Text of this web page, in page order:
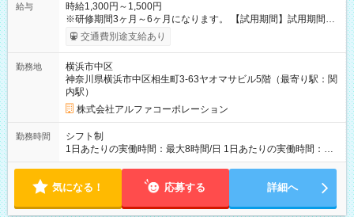
給与
時給1,300円～1,500円
※研修期間3ヶ月～6ヶ月になります。 【試用期間】試用期間あ
り 試用期間の長さ：1ヶ月 雇用形態、給与は本採用時と同じで
す。
交通費別途支給あり
勤務地
横浜市中区
神奈川県横浜市中区相生町3-63ヤオマサビル5階（最寄り駅：関
内駅）
株式会社アルファコーポレーション
勤務時間
シフト制
1日あたりの実働時間：最大8時間/日 1日あたりの実働時間：
7~8時間 シフト例 ・10時00分～18時00分 ・10時00分～19時00
気になる！ 応募する 詳細へ